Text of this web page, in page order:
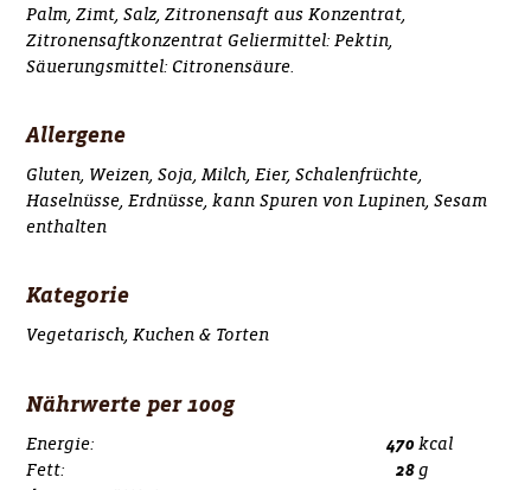
Palm, Zimt, Salz, Zitronensaft aus Konzentrat,
Zitronensaftkonzentrat Geliermittel: Pektin,
Säuerungsmittel: Citronensäure.
Allergene
Gluten, Weizen, Soja, Milch, Eier, Schalenfrüchte,
Haselnüsse, Erdnüsse, kann Spuren von Lupinen, Sesam
enthalten
Kategorie
Vegetarisch, Kuchen & Torten
Nährwerte per 100g
Energie: 470 kcal
Fett:
28g